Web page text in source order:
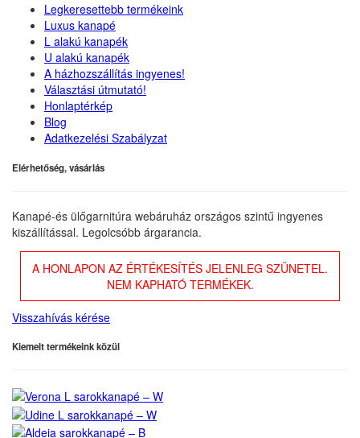
Legkeresettebb termékeink
Luxus kanapé
L alakú kanapék
U alakú kanapék
A házhozszállítás ingyenes!
Választási útmutató!
Honlaptérkép
Blog
Adatkezelési Szabályzat
Elérhetőség, vásárlás
Kanapé-és ülőgarnitúra webáruház országos szintű ingyenes
kiszállítással. Legolcsóbb árgarancia.
A HONLAPON AZ ÉRTÉKESÍTÉS JELENLEG SZÜNETEL.
NEM KAPHATÓ TERMÉKEK.
Visszahívás kérése
Kiemelt termékeink közül